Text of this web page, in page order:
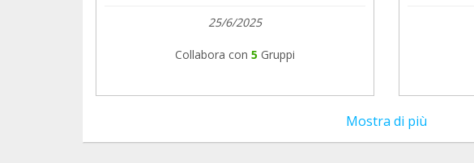
25/6/2025
Collabora con 5 Gruppi
Mostra di più